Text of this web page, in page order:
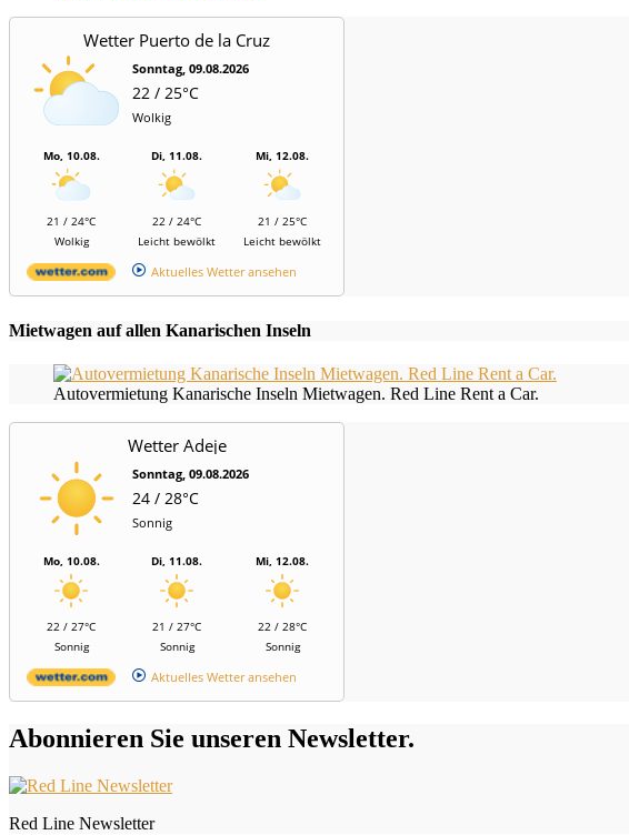
Wetter Puerto de la Cruz
Sonntag, 09.08.2026
22 / 25°C
Wolkig
Mo, 10.08.
21 / 24°C
Wolkig
Di, 11.08.
22 / 24°C
Leicht bewölkt
Mi, 12.08.
21 / 25°C
Leicht bewölkt
Aktuelles Wetter ansehen
Mietwagen auf allen Kanarischen Inseln
Autovermietung Kanarische Inseln Mietwagen. Red Line Rent a Car.
Wetter Adeje
Sonntag, 09.08.2026
24 / 28°C
Sonnig
Mo, 10.08.
22 / 27°C
Sonnig
Di, 11.08.
21 / 27°C
Sonnig
Mi, 12.08.
22 / 28°C
Sonnig
Aktuelles Wetter ansehen
Abonnieren Sie unseren Newsletter.
Red Line Newsletter